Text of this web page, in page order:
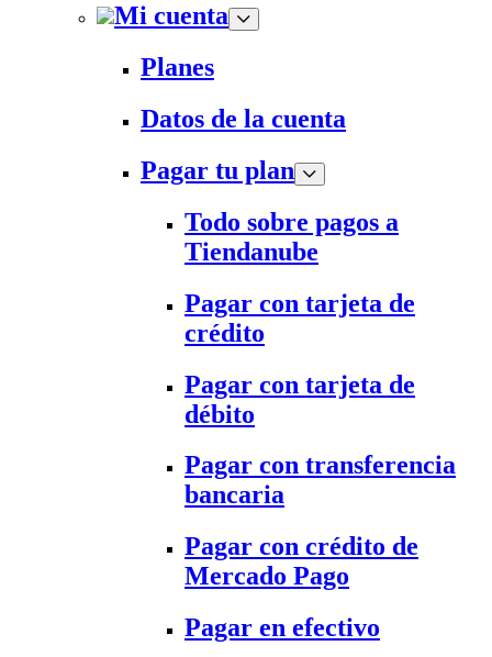
Mi cuenta
Planes
Datos de la cuenta
Pagar tu plan
Todo sobre pagos a
Tiendanube
Pagar con tarjeta de
crédito
Pagar con tarjeta de
débito
Pagar con transferencia
bancaria
Pagar con crédito de
Mercado Pago
Pagar en efectivo